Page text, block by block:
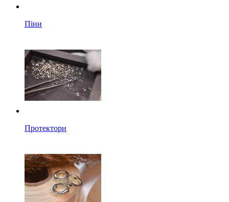
Піни
Протектори